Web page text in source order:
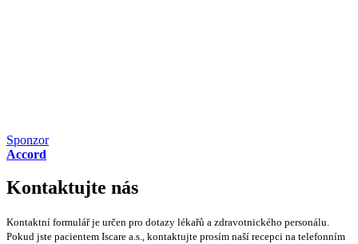
Sponzor
Accord
Kontaktujte nás
Kontaktní formulář je určen pro dotazy lékařů a zdravotnického personálu.
Pokud jste pacientem Iscare a.s., kontaktujte prosím naší recepci na telefonním